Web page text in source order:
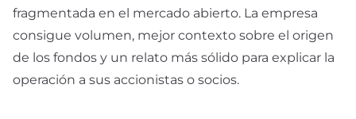
fragmentada en el mercado abierto. La empresa
consigue volumen, mejor contexto sobre el origen
de los fondos y un relato más sólido para explicar la
operación a sus accionistas o socios.